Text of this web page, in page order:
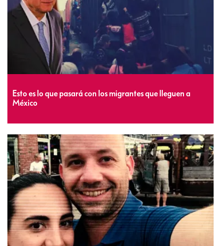
Esto es lo que pasará con los migrantes que lleguen a
México